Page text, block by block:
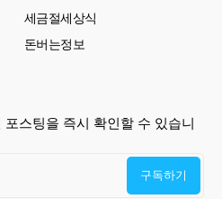
세금절세상식
돈버는정보
스팅을 즉시 확인할 수 있습니